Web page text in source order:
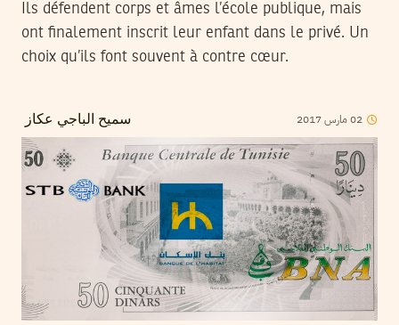
Ils défendent corps et âmes l’école publique, mais
ont finalement inscrit leur enfant dans le privé. Un
choix qu’ils font souvent à contre cœur.
سميح الباجي عكاز 02مارس2017